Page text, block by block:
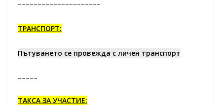
–––––––––––––––––––––
ТРАНСПОРТ:
Пътуването се провежда с личен транспорт
–––––
ТАКСА ЗА УЧАСТИЕ: